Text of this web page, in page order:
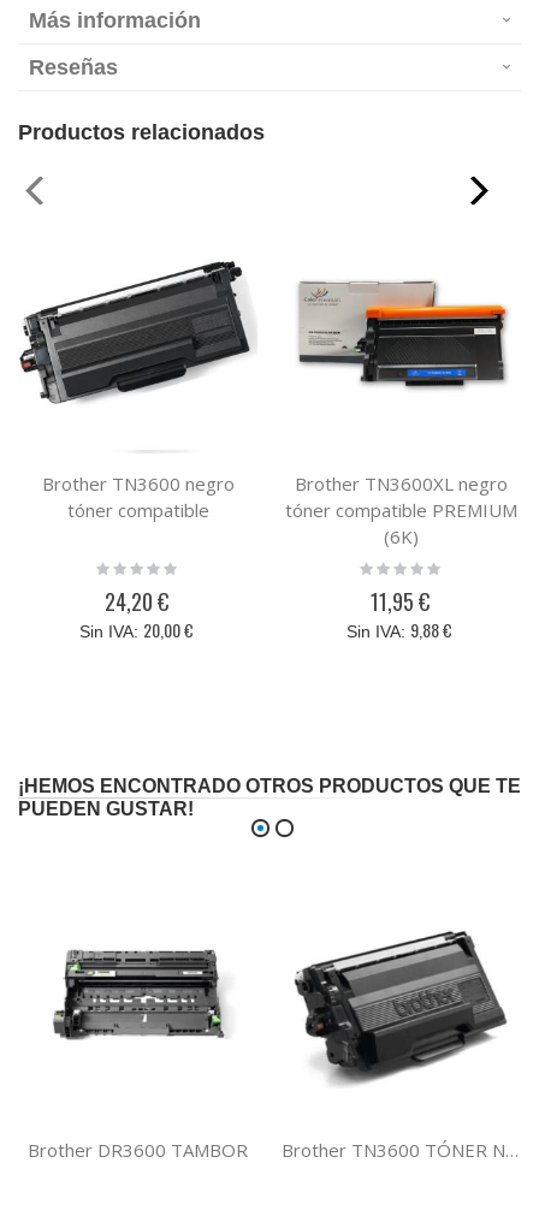
Más información
Reseñas
Productos relacionados
Brother TN3600 negro
tóner compatible
Rating:
24,20 €
20,00 €
Brother TN3600XL negro
tóner compatible PREMIUM
(6K)
Rating:
11,95 €
9,88 €
¡HEMOS ENCONTRADO OTROS PRODUCTOS QUE TE
PUEDEN GUSTAR!
Brother DR3600 TAMBOR Brother TN3600 TÓNER NEGRO